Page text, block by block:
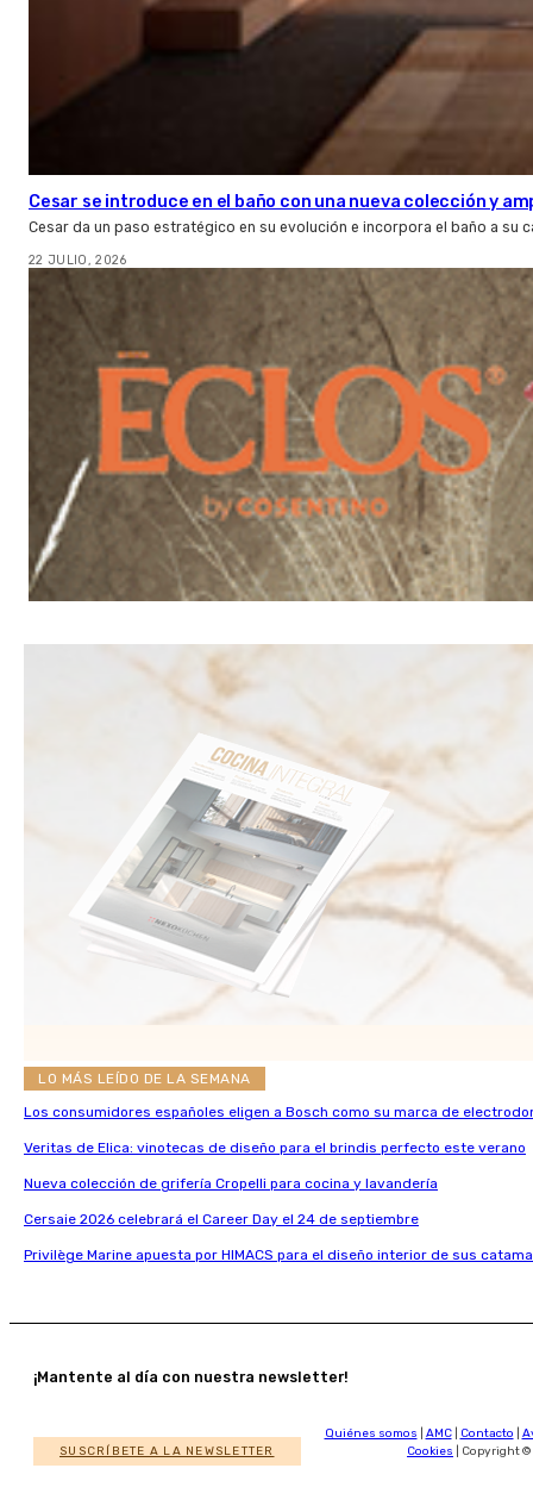
Cesar se introduce en el baño con una nueva colección y
Cesar da un paso estratégico en su evolución e incorpora el baño a su
22 JULIO, 2026
LO MÁS LEÍDO DE LA SEMANA
Los consumidores españoles eligen a Bosch como su marca de
Veritas de Elica: vinotecas de diseño para el brindis perfecto este verano
Nueva colección de grifería Cropelli para cocina y lavandería
Cersaie 2026 celebrará el Career Day el 24 de septiembre
Privilège Marine apuesta por HIMACS para el diseño interior de sus
¡Mantente al día con nuestra newsletter!
SUSCRÍBETE A LA NEWSLETTER
Quiénes somos AMC| Contacto
Cookies | Copyright